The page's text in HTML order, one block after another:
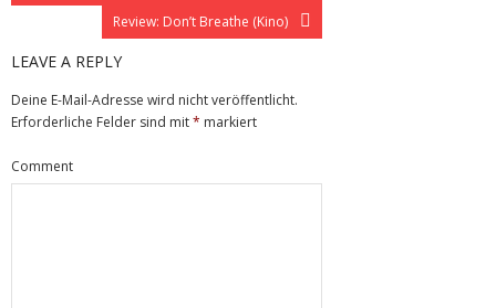
Review: Don’t Breathe (Kino)
LEAVE A REPLY
Deine E-Mail-Adresse wird nicht veröffentlicht.
Erforderliche Felder sind mit* markiert
Comment